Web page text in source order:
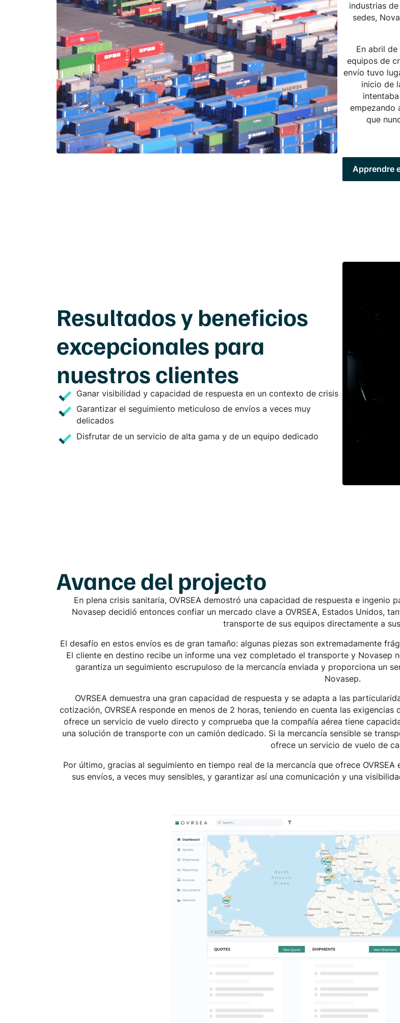
industrias
sedes,
En abril
equipos de
envío tuvo
inicio de
empezando
que
Apprendre
Resultados y beneficios
excepcionales para
nuestros clientes
Ganar visibilidad y capacidad de respuesta en un contexto de crisis
Garantizar el seguimiento meticuloso de envíos a veces muy
delicados
Disfrutar de un servicio de alta gama y de un equipo dedicado
Avancedel projecto
En plena crisis sanitaria, OVRSEA demostró una capacidad de respuesta e ingenio
Novasep decidió entonces confiar un mercado clave a OVRSEA, Estados Unidos,
transporte de sus equipos directamente a
El desafío en estos envíos es de gran tamaño: algunas piezas son extremadamente
El cliente en destino recibe un informe una vez completado el transporte y Novasep
garantiza un seguimiento escrupuloso de la mercancía enviada y proporciona un
Novasep.
OVRSEA demuestra una gran capacidad de respuesta y se adapta a las
cotización, OVRSEA responde en menos de 2 horas, teniendo en cuenta las
ofrece un servicio de vuelo directo y comprueba que la compañía aérea tiene
una solución de transporte con un camión dedicado. Si la mercancía sensible se
ofrece un servicio de vuelo de
Por último, gracias al seguimiento en tiempo real de la mercancía que ofrece
sus envíos, a veces muy sensibles, y garantizar así una comunicación y una